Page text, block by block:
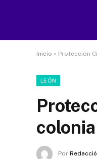
Inicio » Protección
LEÓN
Por